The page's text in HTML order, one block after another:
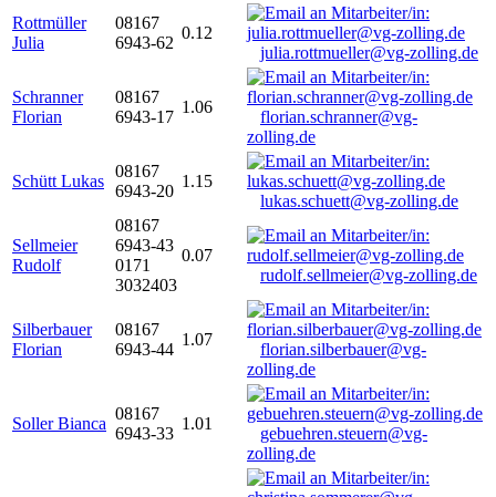
Rottmüller
Julia
08167
6943-62
0.12
julia.rottmueller@vg-zolling.de
Schranner
Florian
08167
6943-17
1.06
florian.schranner@vg-
zolling.de
Schütt Lukas
08167
6943-20
1.15
lukas.schuett@vg-zolling.de
Sellmeier
Rudolf
08167
6943-43
0171
3032403
0.07
rudolf.sellmeier@vg-zolling.de
Silberbauer
Florian
08167
6943-44
1.07
florian.silberbauer@vg-
zolling.de
Soller Bianca
08167
6943-33
1.01
gebuehren.steuern@vg-
zolling.de